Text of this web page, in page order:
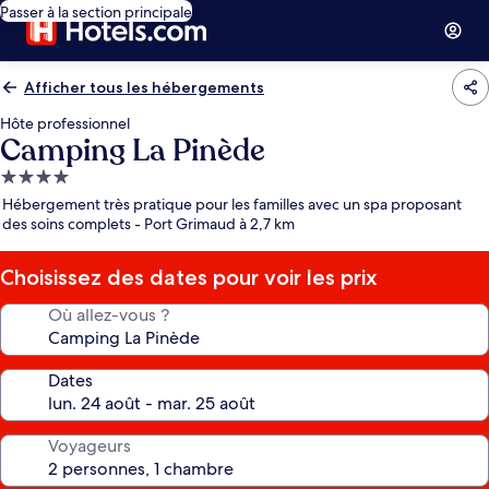
Passer à la section principale
Afficher tous les hébergements
Hôte professionnel
Camping La Pinède
Hébergement
4.0 étoiles
Hébergement très pratique pour les familles avec un spa proposant
des soins complets - Port Grimaud à 2,7 km
Choisissez des dates pour voir les prix
Où allez-vous ?
Dates
Voyageurs